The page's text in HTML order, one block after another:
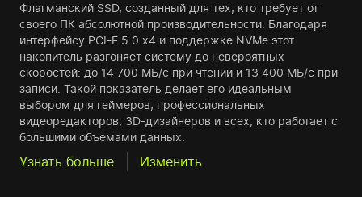
Флагманский SSD, созданный для тех, кто требует от
своего ПК абсолютной производительности. Благодаря
интерфейсу PCI-E 5.0 x4 и поддержке NVMe этот
накопитель разгоняет систему до невероятных
скоростей: до 14 700 МБ/с при чтении и 13 400 МБ/с при
записи. Такой показатель делает его идеальным
выбором для геймеров, профессиональных
видеоредакторов, 3D-дизайнеров и всех, кто работает с
большими объемами данных.
Узнать больше Изменить